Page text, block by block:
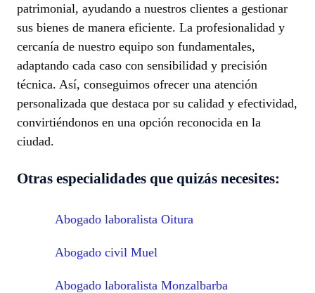
patrimonial, ayudando a nuestros clientes a gestionar
sus bienes de manera eficiente. La profesionalidad y
cercanía de nuestro equipo son fundamentales,
adaptando cada caso con sensibilidad y precisión
técnica. Así, conseguimos ofrecer una atención
personalizada que destaca por su calidad y efectividad,
convirtiéndonos en una opción reconocida en la
ciudad.
Otras especialidades que quizás necesites:
Abogado laboralista Oitura
Abogado civil Muel
Abogado laboralista Monzalbarba